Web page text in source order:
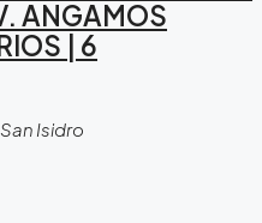
ANGAMOS
| 6
Isidro